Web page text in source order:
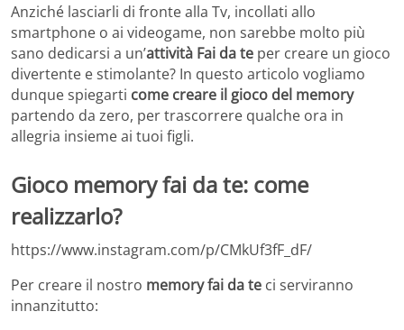
Anziché lasciarli di fronte alla Tv, incollati allo
smartphone o ai videogame, non sarebbe molto più
sano dedicarsi a un’attività Fai da te per creare un gioco
divertente e stimolante? In questo articolo vogliamo
dunque spiegarti come creare il gioco del memory
partendo da zero, per trascorrere qualche ora in
allegria insieme ai tuoi figli.
Gioco memory fai da te: come
realizzarlo?
https://www.instagram.com/p/CMkUf3fF_dF/
Per creare il nostro memory fai da te ci serviranno
innanzitutto: